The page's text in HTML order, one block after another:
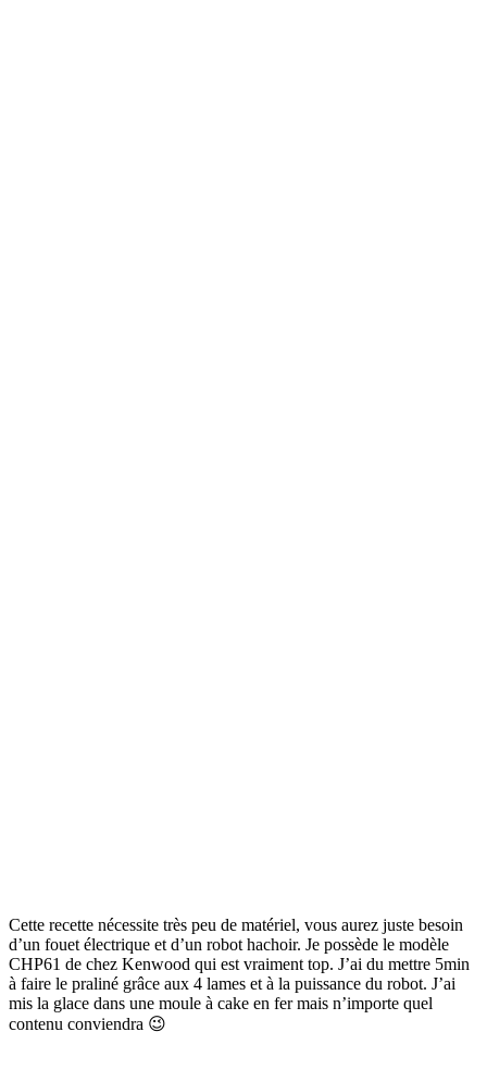
Cette recette nécessite très peu de matériel, vous aurez juste besoin
d’un fouet électrique et d’un robot hachoir. Je possède le modèle
CHP61 de chez Kenwood qui est vraiment top. J’ai du mettre 5min
à faire le praliné grâce aux 4 lames et à la puissance du robot. J’ai
mis la glace dans une moule à cake en fer mais n’importe quel
contenu conviendra 😉